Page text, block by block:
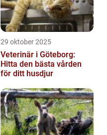
29 oktober 2025
Veterinär i Göteborg:
Hitta den bästa vården
för ditt husdjur